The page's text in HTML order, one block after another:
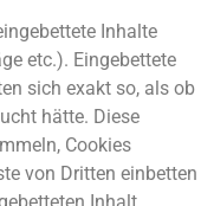
Inhalte
etc.). Eingebettete
sich exakt so, als ob
hätte. Diese
Cookies
von Dritten einbetten